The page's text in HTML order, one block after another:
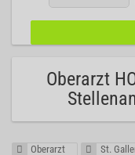
Oberarzt
Oberarzt St.